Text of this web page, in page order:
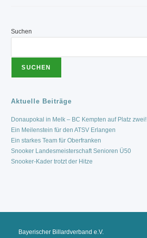
Suchen
SUCHEN
Aktuelle Beiträge
Donaupokal in Melk – BC Kempten auf Platz zwei!
Ein Meilenstein für den ATSV Erlangen
Ein starkes Team für Oberfranken
Snooker Landesmeisterschaft Senioren Ü50
Snooker-Kader trotzt der Hitze
Bayerischer Billardverband e.V.